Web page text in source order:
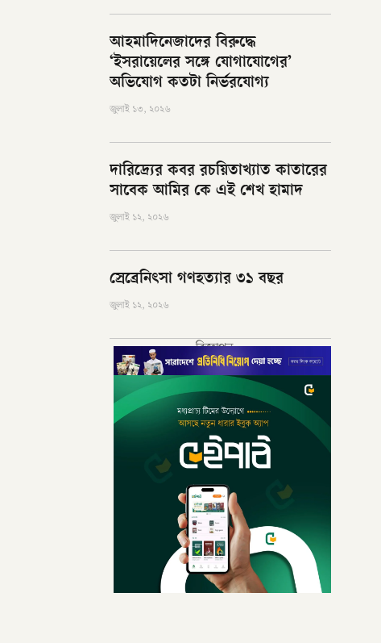
আহমাদিনেজাদের বিরুদ্ধে
‘ইসরায়েলের সঙ্গে যোগাযোগের’
অভিযোগ কতটা নির্ভরযোগ্য
জুলাই ১৩, ২০২৬
দারিদ্র্যের কবর রচয়িতাখ্যাত কাতারের
সাবেক আমির কে এই শেখ হামাদ
জুলাই ১২, ২০২৬
স্রেব্রেনিৎসা গণহত্যার ৩১ বছর
জুলাই ১২, ২০২৬
বিজ্ঞাপন